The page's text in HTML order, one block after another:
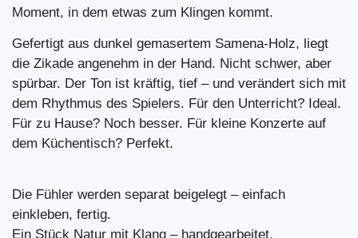
Moment, in dem etwas zum Klingen kommt.
Gefertigt aus dunkel gemasertem Samena-Holz, liegt
die Zikade angenehm in der Hand. Nicht schwer, aber
spürbar. Der Ton ist kräftig, tief – und verändert sich mit
dem Rhythmus des Spielers. Für den Unterricht? Ideal.
Für zu Hause? Noch besser. Für kleine Konzerte auf
dem Küchentisch? Perfekt.
Die Fühler werden separat beigelegt – einfach
einkleben, fertig.
Ein Stück Natur mit Klang – handgearbeitet,